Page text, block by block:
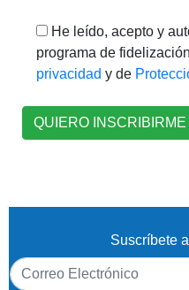
He leído, acepto y
programa de
privacidad y de
Suscríbete